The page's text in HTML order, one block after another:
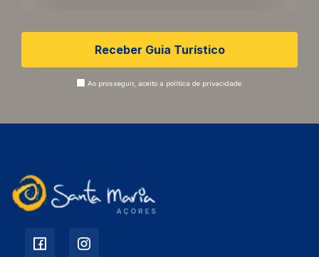
Ao prosseguir, aceito a política de privacidade.